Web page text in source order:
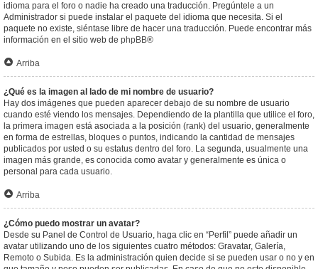
idioma para el foro o nadie ha creado una traducción. Pregúntele a un
Administrador si puede instalar el paquete del idioma que necesita. Si el
paquete no existe, siéntase libre de hacer una traducción. Puede encontrar más
información en el sitio web de phpBB®
Arriba
¿Qué es la imagen al lado de mi nombre de usuario?
Hay dos imágenes que pueden aparecer debajo de su nombre de usuario
cuando esté viendo los mensajes. Dependiendo de la plantilla que utilice el foro,
la primera imagen está asociada a la posición (rank) del usuario, generalmente
en forma de estrellas, bloques o puntos, indicando la cantidad de mensajes
publicados por usted o su estatus dentro del foro. La segunda, usualmente una
imagen más grande, es conocida como avatar y generalmente es única o
personal para cada usuario.
Arriba
¿Cómo puedo mostrar un avatar?
Desde su Panel de Control de Usuario, haga clic en “Perfil” puede añadir un
avatar utilizando uno de los siguientes cuatro métodos: Gravatar, Galería,
Remoto o Subida. Es la administración quien decide si se pueden usar o no y en